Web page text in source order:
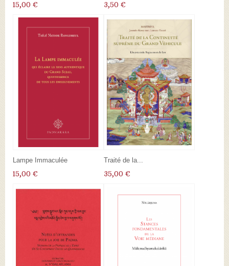
15,00 € 3,50 €
Lampe Immaculée
15,00 €
Traité de la...
35,00 €